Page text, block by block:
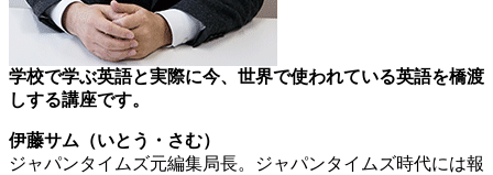
学校で学ぶ英語と実際に今、世界で使われている英語を橋渡
しする講座です。
伊藤サム（いとう・さむ）
ジャパンタイムズ元編集局長。ジャパンタイムズ時代には報